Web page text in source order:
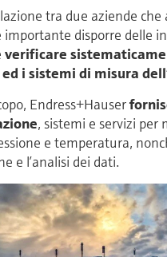
tra due aziende che
importante disporre delle
verificare
i sistemi di misura
Endress+Hauser
, sistemi e servizi per
e temperatura,
e l’analisi dei dati.